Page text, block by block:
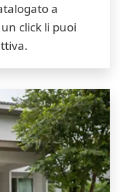
a
click li puoi